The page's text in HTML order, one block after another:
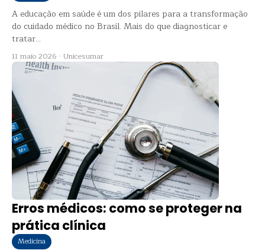
A educação em saúde é um dos pilares para a transformação
do cuidado médico no Brasil. Mais do que diagnosticar e
tratar...
11 maio 2026 · Unicesumar
Erros médicos: como se proteger na
prática clínica
Medicina